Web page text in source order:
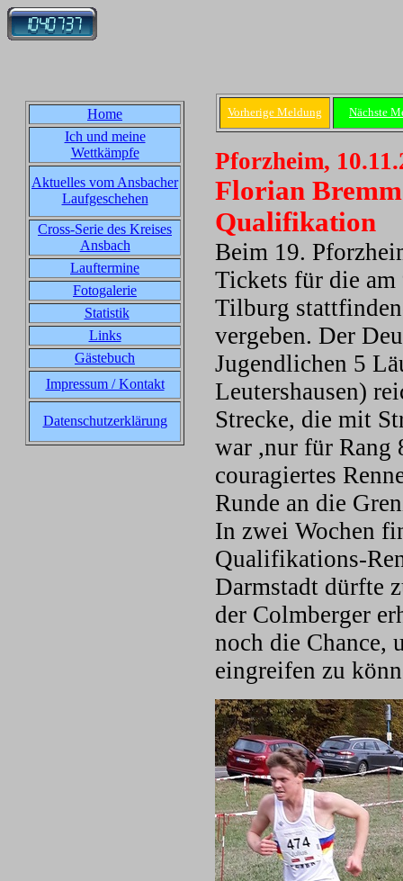
Home
Ich und meine
Wettkämpfe
Aktuelles vom Ansbacher
Laufgeschehen
Cross-Serie des Kreises
Ansbach
Lauftermine
Fotogalerie
Statistik
Links
Gästebuch
Impressum / Kontakt
Datenschutzerklärung
Vorherige Meldung Nächste
Pforzheim,
Florian
Qualifikation
Beim 19.
Tickets für die am
Tilburg
vergeben. Der
Jugendlichen 5
Leutershausen)
Strecke, die mit
war ,nur für Rang
couragiertes
Runde an die
In zwei Wochen
Qualifikations-
Darmstadt dürfte
der Colmberger
noch die Chance,
eingreifen zu